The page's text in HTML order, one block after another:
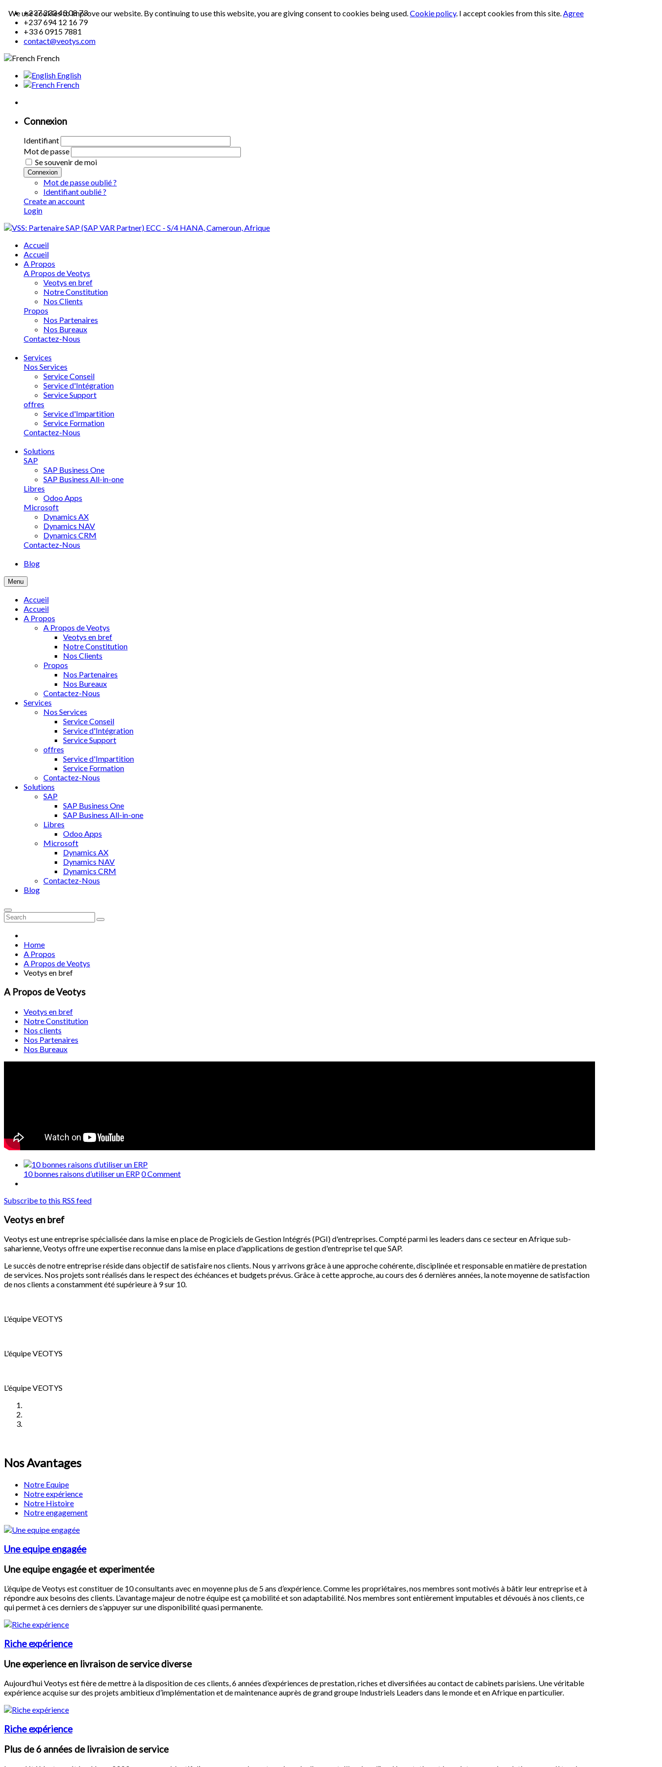
+237 233 43 08 73
+237 694 12 16 79
+33 6 0915 7881
contact@veotys.com
French
English
French
Connexion
Identifiant
Mot de passe
Se souvenir de moi
Connexion
Mot de passe oublié ?
Identifiant oublié ?
Create an account
Login
Accueil
Accueil
A Propos
A Propos de Veotys
Veotys en bref
Notre Constitution
Nos Clients
Propos
Nos Partenaires
Nos Bureaux
Contactez-Nous
Services
Nos Services
Service Conseil
Service d'Intégration
Service Support
offres
Service d'Impartition
Service Formation
Contactez-Nous
Solutions
SAP
SAP Business One
SAP Business All-in-one
Libres
Odoo Apps
Microsoft
Dynamics AX
Dynamics NAV
Dynamics CRM
Contactez-Nous
Blog
Menu
Accueil
Accueil
A Propos
A Propos de Veotys
Veotys en bref
Notre Constitution
Nos Clients
Propos
Nos Partenaires
Nos Bureaux
Contactez-Nous
Services
Nos Services
Service Conseil
Service d'Intégration
Service Support
offres
Service d'Impartition
Service Formation
Contactez-Nous
Solutions
SAP
SAP Business One
SAP Business All-in-one
Libres
Odoo Apps
Microsoft
Dynamics AX
Dynamics NAV
Dynamics CRM
Contactez-Nous
Blog
Home
A Propos
A Propos de Veotys
Veotys en bref
A Propos de Veotys
Veotys en bref
Notre Constitution
Nos clients
Nos Partenaires
Nos Bureaux
10 bonnes raisons d’utiliser un ERP0 Comment
Subscribe to this RSS feed
Veotys en bref
Veotys est une entreprise spécialisée dans la mise en place de Progiciels de Gestion Intégrés (PGI) d'entreprises. Compté parmi les leaders dans ce secteur en Afrique sub-
saharienne, Veotys offre une expertise reconnue dans la mise en place d'applications de gestion d'entreprise tel que SAP.
Le succès de notre entreprise réside dans objectif de satisfaire nos clients. Nous y arrivons grâce à une approche cohérente, disciplinée et responsable en matière de prestation
de services. Nos projets sont réalisés dans le respect des échéances et budgets prévus. Grâce à cette approche, au cours des 6 dernières années, la note moyenne de satisfaction
de nos clients a constamment été supérieure à 9 sur 10.
L'équipe VEOTYS
L'équipe VEOTYS
L'équipe VEOTYS
Nos Avantages
Notre Equipe
Notre expérience
Notre Histoire
Notre engagement
Une equipe engagée
Une equipe engagée et experimentée
L’équipe de Veotys est constituer de 10 consultants avec en moyenne plus de 5 ans d’expérience. Comme les propriétaires, nos membres sont motivés à bâtir leur entreprise et à
répondre aux besoins des clients. L’avantage majeur de notre équipe est ça mobilité et son adaptabilité. Nos membres sont entièrement imputables et dévoués à nos clients, ce
qui permet à ces derniers de s’appuyer sur une disponibilité quasi permanente.
Riche expérience
Une experience en livraison de service diverse
Aujourd’hui Veotys est fière de mettre à la disposition de ces clients, 6 années d’expériences de prestation, riches et diversifiées au contact de cabinets parisiens. Une véritable
expérience acquise sur des projets ambitieux d’implémentation et de maintenance auprès de grand groupe Industriels Leaders dans le monde et en Afrique en particulier.
Riche expérience
Plus de 6 années de livraision de service
We use cookies to improve our website. By continuing to use this website, you are giving consent to cookies being used.Cookie policy. I accept cookies from this site.Agree